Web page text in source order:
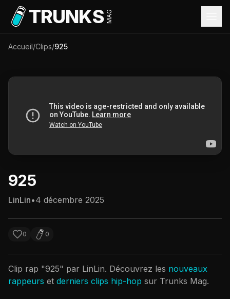
Aller au contenu principal
TRUNKSMAG
Accueil/Clips/925
925
LinLin•4 décembre 2025
0 0
Clip rap "925" par LinLin. Découvrez les nouveaux
rappeurs et derniers clips hip-hop sur Trunks Mag.